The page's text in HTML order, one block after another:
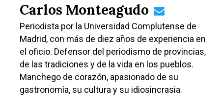
Carlos Monteagudo
Periodista por la Universidad Complutense de
Madrid, con más de diez años de experiencia en
el oficio. Defensor del periodismo de provincias,
de las tradiciones y de la vida en los pueblos.
Manchego de corazón, apasionado de su
gastronomía, su cultura y su idiosincrasia.